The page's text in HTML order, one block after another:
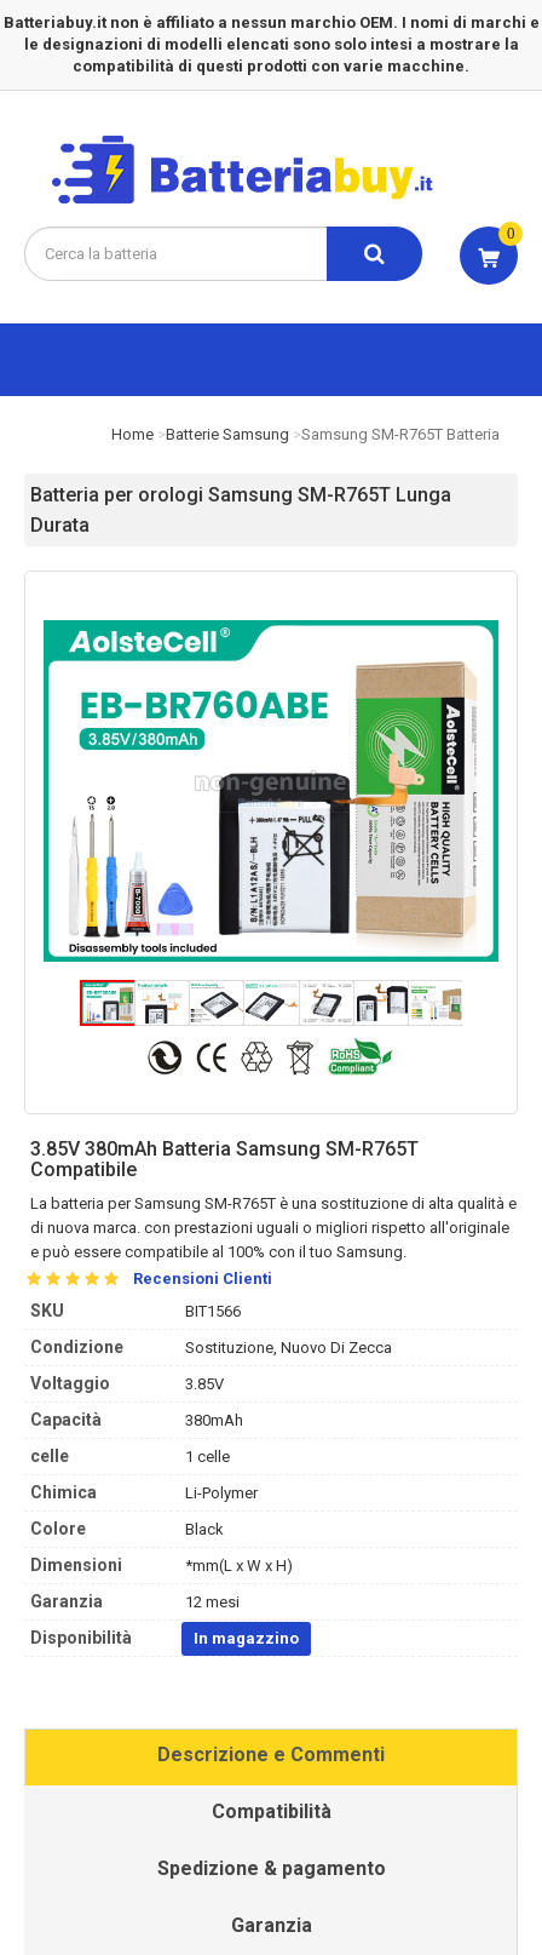
Batteriabuy.it non è affiliato a nessun marchio OEM. I nomi di marchi e
le designazioni di modelli elencati sono solo intesi a mostrare la
compatibilità di questi prodotti con varie macchine.
0
Home Batterie Samsung Samsung SM-R765T Batteria
Batteria per orologi Samsung SM-R765T Lunga
Durata
3.85V 380mAh Batteria Samsung SM-R765T
Compatibile
La batteria per Samsung SM-R765T è una sostituzione di alta qualità e
di nuova marca. con prestazioni uguali o migliori rispetto all'originale
e può essere compatibile al 100% con il tuo Samsung.
Recensioni Clienti
SKU BIT1566
Condizione Sostituzione, Nuovo Di Zecca
Voltaggio 3.85V
Capacità 380mAh
celle 1 celle
Chimica Li-Polymer
Colore Black
Dimensioni *mm(L x W x H)
Garanzia 12 mesi
Disponibilità In magazzino
Descrizione e Commenti
Compatibilità
Spedizione & pagamento
Garanzia